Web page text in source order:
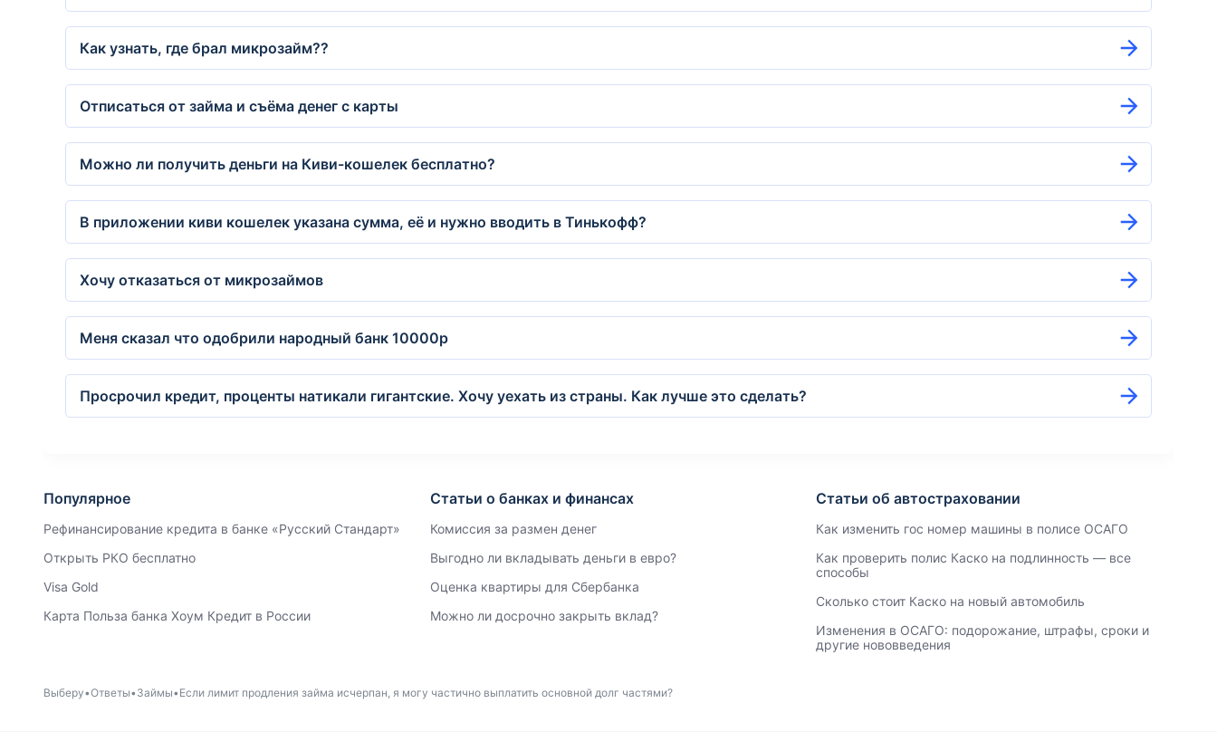
Как узнать, где брал микрозайм??
Отписаться от займа и съёма денег с карты
Можно ли получить деньги на Киви-кошелек бесплатно?
В приложении киви кошелек указана сумма, её и нужно вводить в Тинькофф?
Хочу отказаться от микрозаймов
Меня сказал что одобрили народный банк 10000р
Просрочил кредит, проценты натикали гигантские. Хочу уехать из страны. Как лучше это сделать?
Популярное
Рефинансирование кредита в банке «Русский Стандарт»
Открыть РКО бесплатно
Visa Gold
Карта Польза банка Хоум Кредит в России
Статьи о банках и финансах
Комиссия за размен денег
Выгодно ли вкладывать деньги в евро?
Оценка квартиры для Сбербанка
Можно ли досрочно закрыть вклад?
Статьи об автостраховании
Как изменить гос номер машины в полисе ОСАГО
Как проверить полис Каско на подлинность — все
способы
Сколько стоит Каско на новый автомобиль
Изменения в ОСАГО: подорожание, штрафы, сроки и
другие нововведения
Выберу Ответы Займы Если лимит продления займа исчерпан, я могу частично выплатить основной долг частями?